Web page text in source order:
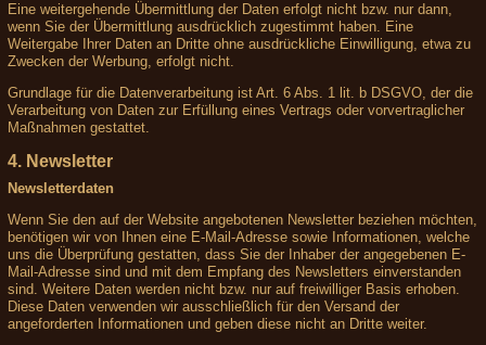
Eine weitergehende Übermittlung der Daten erfolgt nicht bzw. nur dann,
wenn Sie der Übermittlung ausdrücklich zugestimmt haben. Eine
Weitergabe Ihrer Daten an Dritte ohne ausdrückliche Einwilligung, etwa zu
Zwecken der Werbung, erfolgt nicht.
Grundlage für die Datenverarbeitung ist Art. 6 Abs. 1 lit. b DSGVO, der die
Verarbeitung von Daten zur Erfüllung eines Vertrags oder vorvertraglicher
Maßnahmen gestattet.
4. Newsletter
Newsletterdaten
Wenn Sie den auf der Website angebotenen Newsletter beziehen möchten,
benötigen wir von Ihnen eine E-Mail-Adresse sowie Informationen, welche
uns die Überprüfung gestatten, dass Sie der Inhaber der angegebenen E-
Mail-Adresse sind und mit dem Empfang des Newsletters einverstanden
sind. Weitere Daten werden nicht bzw. nur auf freiwilliger Basis erhoben.
Diese Daten verwenden wir ausschließlich für den Versand der
angeforderten Informationen und geben diese nicht an Dritte weiter.